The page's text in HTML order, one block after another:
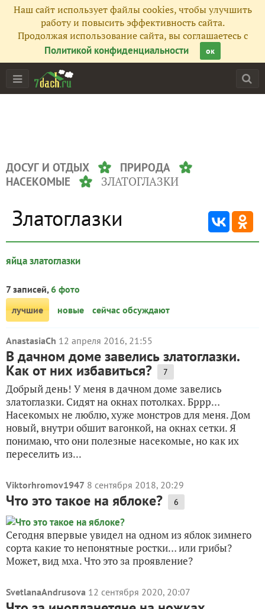
Наш сайт использует файлы cookies, чтобы улучшить
работу и повысить эффективность сайта.
Продолжая использование сайта, вы соглашаетесь с
Политикой конфиденциальности
ок
ДОСУГ И ОТДЫХ
ПРИРОДА
НАСЕКОМЫЕ
ЗЛАТОГЛАЗКИ
Златоглазки
яйца златоглазки
7 записей,6 фото
лучшие
новые сейчас обсуждают
AnastasiaCh 12 апреля 2016, 21:55
В дачном доме завелись златоглазки.
Как от них избавиться? 7
Добрый день! У меня в дачном доме завелись
златоглазки. Сидят на окнах потолках. Бррр…
Насекомых не люблю, хуже монстров для меня. Дом
новый, внутри обшит вагонкой, на окнах сетки. Я
понимаю, что они полезные насекомые, но как их
переселить из...
Viktorhromov1947 8 сентября 2018, 20:29
Что это такое на яблоке? 6
Сегодня впервые увидел на одном из яблок зимнего
сорта какие то непонятные ростки… или грибы?
Может, вид мха. Что это за проявление?
SvetlanaAndrusova 12 сентября 2020, 20:07